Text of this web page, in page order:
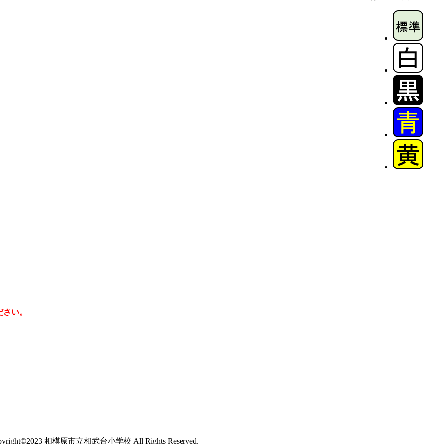
い。
相模原市立相武台小学校 All Rights Reserved.